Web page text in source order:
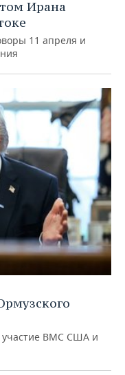
Ирана
11 апреля и
участие ВМС США и